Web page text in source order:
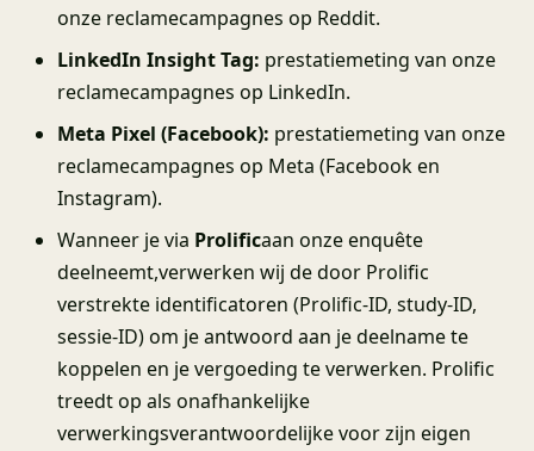
onze reclamecampagnes op Reddit.
LinkedIn Insight Tag: prestatiemeting van onze
reclamecampagnes op LinkedIn.
Meta Pixel (Facebook): prestatiemeting van onze
reclamecampagnes op Meta (Facebook en
Instagram).
Wanneer je via Prolificaan onze enquête
deelneemt,verwerken wij de door Prolific
verstrekte identificatoren (Prolific-ID, study-ID,
sessie-ID) om je antwoord aan je deelname te
koppelen en je vergoeding te verwerken. Prolific
treedt op als onafhankelijke
verwerkingsverantwoordelijke voor zijn eigen